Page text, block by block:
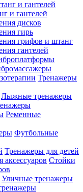
и гантелей
дисков
гирь
грифов и штанг
гантелей
Тренажеры
Лыжные тренажеры
Ременные
Футбольные
Тренажеры для детей
Стойки
Уличные тренажеры